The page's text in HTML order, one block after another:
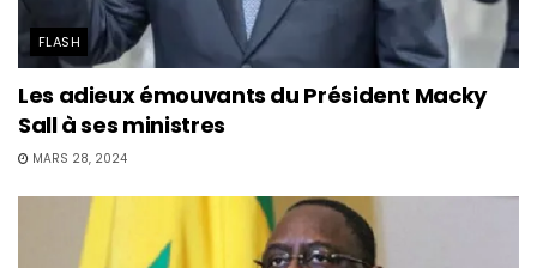
FLASH
Les adieux émouvants du Président Macky
Sall à ses ministres
MARS 28, 2024